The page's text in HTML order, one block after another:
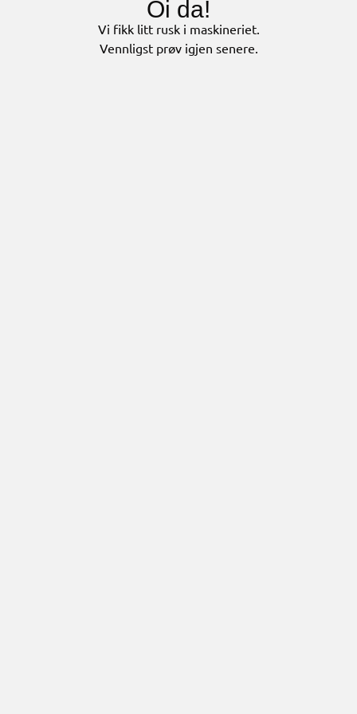
Oi da!
Vi fikk litt rusk i maskineriet.
Vennligst prøv igjen senere.